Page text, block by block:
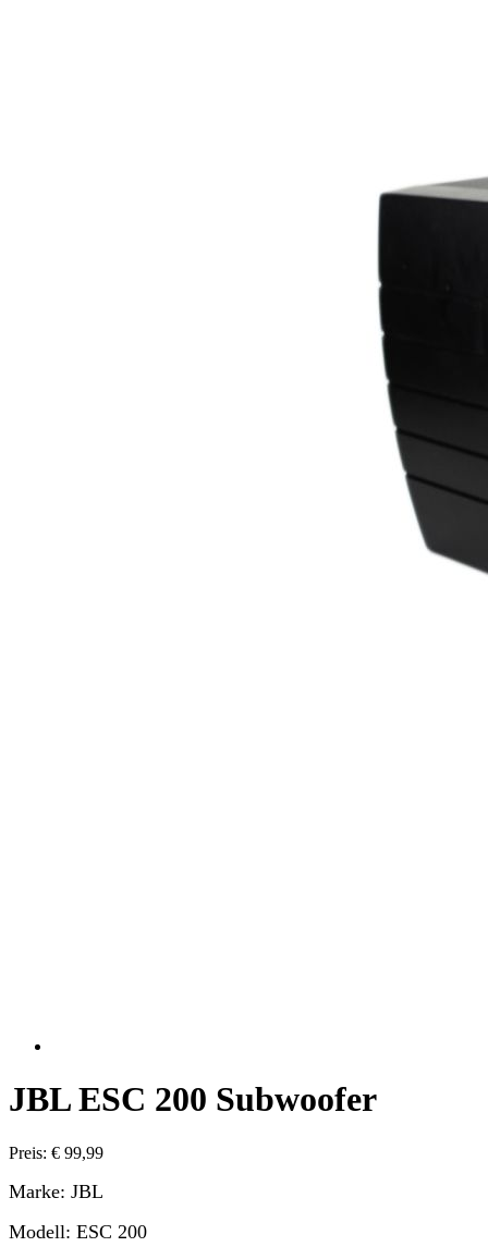
JBL ESC 200 Subwoofer
Preis: € 99,99
Marke: JBL
Modell: ESC 200